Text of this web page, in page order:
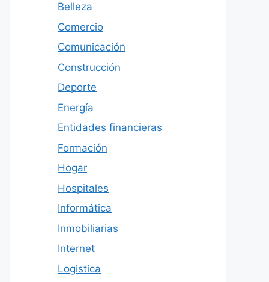
Belleza
Comercio
Comunicación
Construcción
Deporte
Energía
Entidades financieras
Formación
Hogar
Hospitales
Informática
Inmobiliarias
Internet
Logistica